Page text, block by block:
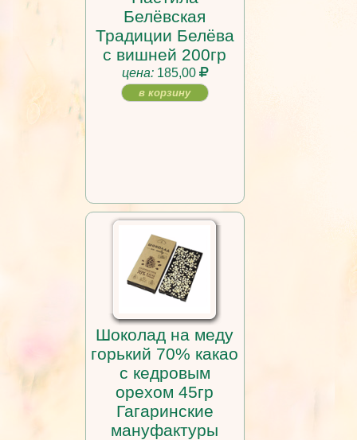
Белёвская
Традиции Белёва
с вишней 200гр
цена:185,00
в корзину
Шоколад на меду
горький 70% какао
с кедровым
орехом 45гр
Гагаринские
мануфактуры